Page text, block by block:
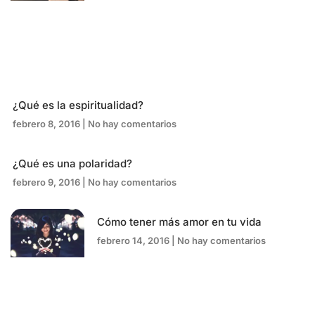
¿Qué es la espiritualidad?
febrero 8, 2016 No hay comentarios
¿Qué es una polaridad?
febrero 9, 2016 No hay comentarios
Cómo tener más amor en tu vida
febrero 14, 2016 No hay comentarios